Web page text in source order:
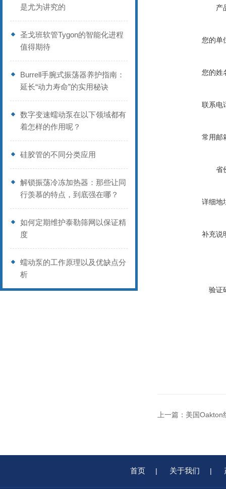
是尤为讲究的
圣戈班软管Tygon的智能化进程
值得期待
Burrell手腕式振荡器养护指南：
延长“动力寿命”的实用秘诀
数字变速蠕动泵在以下领域都有
着怎样的作用呢？
硅胶管的不同分类应用
解锁振荡冷冻加热器：那些让同
行羡慕的特点，到底强在哪？
如何定期维护泰勒筛网以保证精
度
蠕动泵的工作原理以及优缺点分
析
产
您的单
您的姓
联系电
常用邮
省
详细地
补充说
验证
上一篇： 美国Oakton
首页 | 关于我们 |